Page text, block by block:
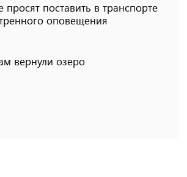
просят поставить в транспорте
оповещения
вернули озеро